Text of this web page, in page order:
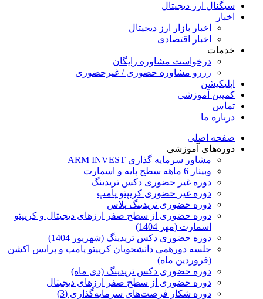
سیگنال ارز دیجیتال
اخبار
اخبار بازار ارز دیجیتال
اخبار اقتصادی
خدمات
درخواست مشاوره رایگان
رزرو مشاوره حضوری / غیرحضوری
اپلیکیشن
کمپین آموزشی
تماس
درباره ما
صفحه اصلی
دوره‌های آموزشی
مشاور سرمایه گذاری ARM INVEST
وبینار 6 ماهه سطح پایه و اسمارت
دوره غیر حضوری دکس تریدینگ
دوره غیر حضوری کریپتو پامپ
دوره حضوری تریدینگ پلاس
دوره حضوری از سطح صفر ارزهای دیجیتال و کریپتو
اسمارت (مهر 1404)
دوره حضوری دکس تریدینگ (شهریور 1404)
جلسه دورهمی دانشجویان کریپتو پامپ و پرایس اکشن
(فروردین ماه)
دوره حضوری دکس تریدینگ (دی ماه)
دوره حضوری از سطح صفر ارزهای دیجیتال
دوره شکار فرصت‌های سرمایه‌گذاری (3)